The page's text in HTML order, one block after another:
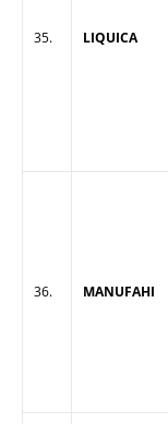
35. LIQUICA
36. MANUFAHI